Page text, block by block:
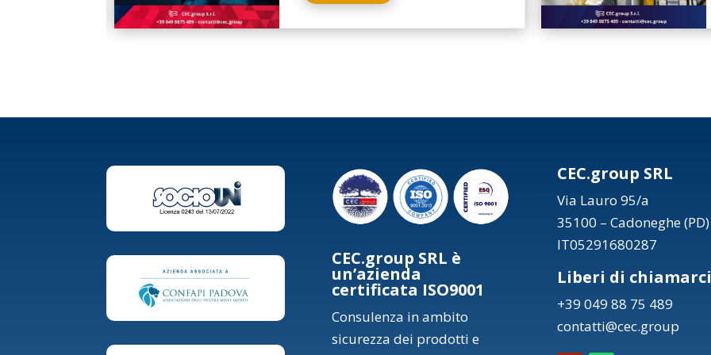
CEC.group SRL è
un’azienda
certificata ISO9001
Consulenza in ambito
sicurezza dei prodotti e
CEC.group SRL
Via Lauro 95/a
35100 – Cadoneghe (PD)
IT05291680287
Liberi di chiamarci
+39 049 88 75 489
contatti@cec.group